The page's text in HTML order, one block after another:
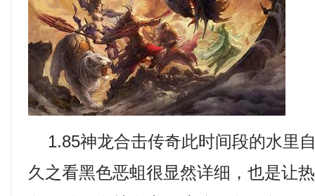
1.85神龙合击传奇此时间段的水里
久之看黑色恶蛆很显然详细，也是让